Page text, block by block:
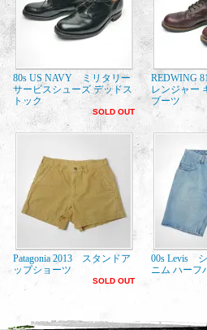
80s US NAVY ミリタリー
サービスシューズ デッドス
トック
SOLD OUT
REDWING
レンジャー
ブーツ
Patagonia 2013 スタンドア
ップショーツ
SOLD OUT
00s Levis
ニム ハーフ